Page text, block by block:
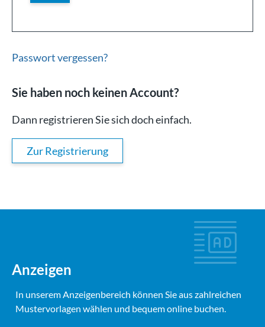
Passwort vergessen?
Sie haben noch keinen Account?
Dann registrieren Sie sich doch einfach.
Zur Registrierung
Anzeigen
In unserem Anzeigenbereich können Sie aus zahlreichen
Mustervorlagen wählen und bequem online buchen.